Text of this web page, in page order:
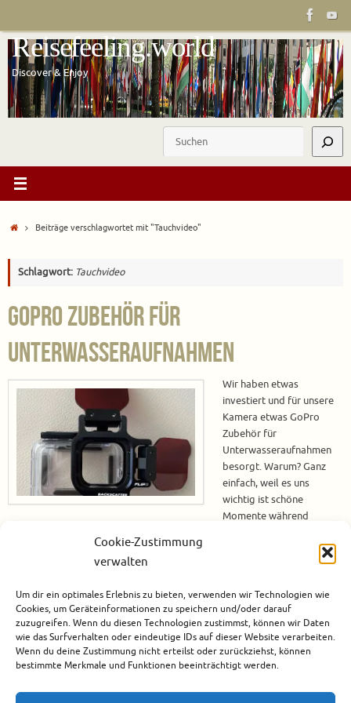
Cookie-Zustimmung
verwalten
Um dir ein optimales Erlebnis zu bieten, verwenden wir Technologien wie
Cookies, um Geräteinformationen zu speichern und/oder darauf
zuzugreifen. Wenn du diesen Technologien zustimmst, können wir Daten
wie das Surfverhalten oder eindeutige IDs auf dieser Website verarbeiten.
Wenn du deine Zustimmung nicht erteilst oder zurückziehst, können
bestimmte Merkmale und Funktionen beeinträchtigt werden.
springen
Reisefeeling.world
Discover & Enjoy
StartBeiträge verschlagwortet mit "Tauchvideo"
Schlagwort: Tauchvideo
GoPro Zubehör für
Unterwasseraufnahmen
Wir haben etwas
investiert und für unsere
Kamera etwas GoPro
Zubehör für
Unterwasseraufnahmen
besorgt. Warum? Ganz
einfach, weil es uns
wichtig ist schöne
Momente während
irgendwann doch mal dem Walhai und dann sollen die Aufnahmen
möglichst gut werden. Unsere Wahl an GoPro Zubehör für
für unsere GoPro HERO11 Black im Einsatz. Ersatz-Akkus Bei der…
Weiterlesen
September 18, 2023 Accessoires,Tauchen 0